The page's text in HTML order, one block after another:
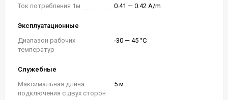
Ток потребления 1м 0.41 — 0.42 A/m
Эксплуатационные
Диапазон рабочих
температур
-30 — 45 °C
Служебные
Максимальная длина
подключения с двух сторон
5 м